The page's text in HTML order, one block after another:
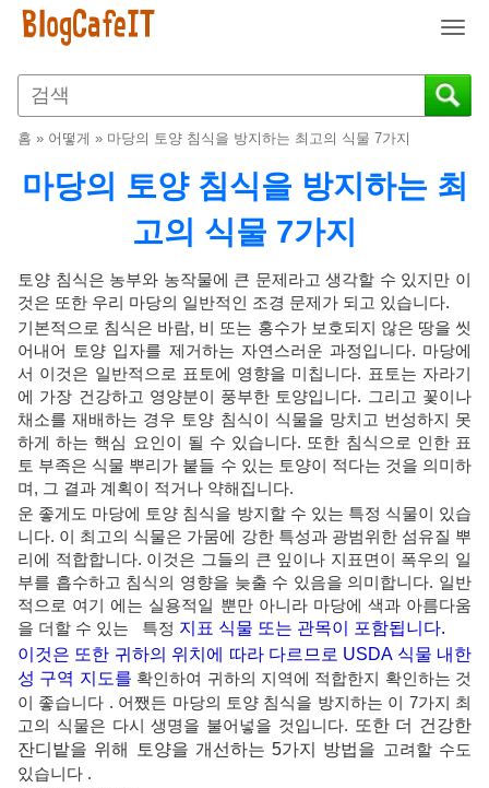
T
g
g
n
a
g
i
o
n
홈 » 어떻게 » 마당의 토양 침식을 방지하는 최고의 식물 7가지
마당의 토양 침식을 방지하는 최
고의 식물 7가지
토양 침식은 농부와 농작물에 큰 문제라고 생각할 수 있지만 이
것은 또한 우리 마당의 일반적인 조경 문제가 되고 있습니다.
기본적으로 침식은 바람, 비 또는 홍수가 보호되지 않은 땅을 씻
어내어 토양 입자를 제거하는 자연스러운 과정입니다. 마당에
서 이것은 일반적으로 표토에 영향을 미칩니다. 표토는 자라기
에 가장 건강하고 영양분이 풍부한 토양입니다. 그리고 꽃이나
채소를 재배하는 경우 토양 침식이 식물을 망치고 번성하지 못
하게 하는 핵심 요인이 될 수 있습니다. 또한 침식으로 인한 표
토 부족은 식물 뿌리가 붙들 수 있는 토양이 적다는 것을 의미하
며, 그 결과 계획이 적거나 약해집니다.
운 좋게도 마당에 토양 침식을 방지할 수 있는 특정 식물이 있습
니다. 이 최고의 식물은 가뭄에 강한 특성과 광범위한 섬유질 뿌
리에 적합합니다. 이것은 그들의 큰 잎이나 지표면이 폭우의 일
부를 흡수하고 침식의 영향을 늦출 수 있음을 의미합니다. 일반
적으로 여기 에는 실용적일 뿐만 아니라 마당에 색과 아름다움
을 더할 수 있는 특정 지표 식물 또는 관목이 포함됩니다.
이것은 또한 귀하의 위치에 따라 다르므로 USDA 식물 내한
성 구역 지도를 확인하여 귀하의 지역에 적합한지 확인하는 것
이 좋습니다 . 어쨌든 마당의 토양 침식을 방지하는 이 7가지 최
고의 식물은 다시 생명을 불어넣을 것입니다. 또한 더 건강한
잔디밭을 위해 토양을 개선하는 5가지 방법을 고려할 수도
있습니다 .